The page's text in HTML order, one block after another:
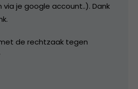
via je google account..). Dank
de rechtzaak tegen